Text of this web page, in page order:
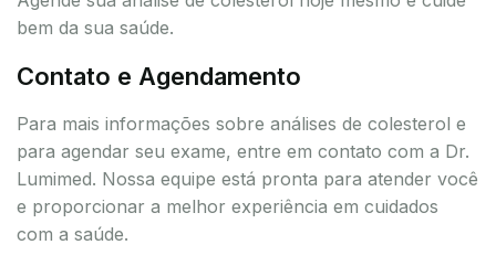
bem da sua saúde.
Contato e Agendamento
Para mais informações sobre análises de colesterol e
para agendar seu exame, entre em contato com a Dr.
Lumimed. Nossa equipe está pronta para atender você
e proporcionar a melhor experiência em cuidados
com a saúde.